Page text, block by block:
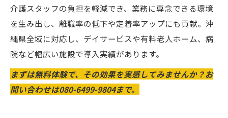
介護スタッフの負担を軽減でき、業務に専念できる環境
を生み出し、離職率の低下や定着率アップにも貢献。沖
縄県全域に対応し、デイサービスや有料老人ホーム、病
院など幅広い施設で導入実績があります。
まずは無料体験で、その効果を実感してみませんか？お
問い合わせは080-6499-9804まで。